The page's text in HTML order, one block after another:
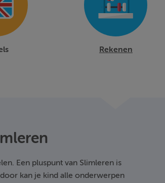
Rekenen
Een pluspunt van Slimleren is
kan je kind alle onderwerpen